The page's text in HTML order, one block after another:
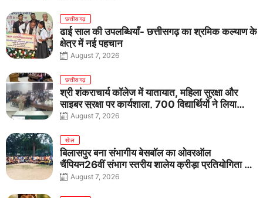
छत्तीसगढ़
ढाई साल की उपलब्धियाँ- छत्तीसगढ़ का श्रमिक कल्याण के
क्षेत्र में नई पहचान
August 7, 2026
छत्तीसगढ़
श्री शंकराचार्य कॉलेज में यातायात, महिला सुरक्षा और
साइबर सुरक्षा पर कार्यशाला, 700 विद्यार्थियों ने लिया
जागरूकता का संकल्प
August 7, 2026
खेल
बिलासपुर बना संभागीय बेसबॉल का ओवरऑल
चैंपियन26वीं संभाग स्तरीय शालेय क्रीड़ा प्रतियोगिता में
तीनों आयु वर्गों में शानदार प्रदर्शन
August 7, 2026